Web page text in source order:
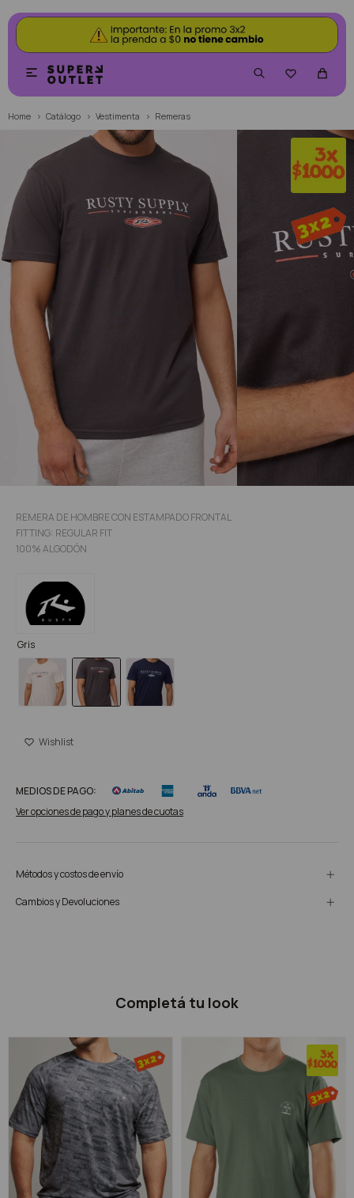


Home Catálogo Vestimenta Remeras
REMERA DE HOMBRE CON ESTAMPADO FRONTAL
FITTING: REGULAR FIT
100% ALGODÓN
Gris
MEDIOS DE PAGO:
Ver opciones de pago y planes de cuotas
Métodos y costos de envío
Cambios y Devoluciones
Completá tu look